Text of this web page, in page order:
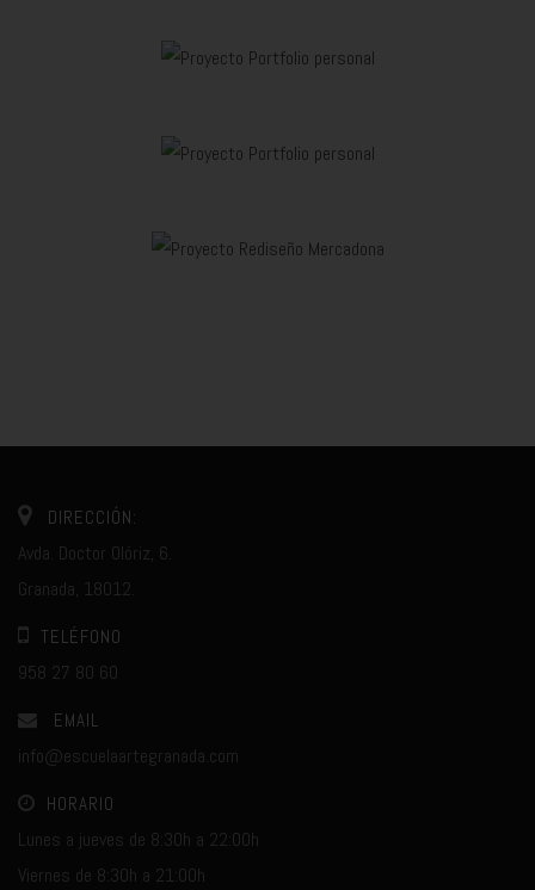
DIRECCIÓN:
Avda. Doctor Olóriz, 6.
Granada, 18012.
TELÉFONO
958 27 80 60
EMAIL
info@escuelaartegranada.com
HORARIO
Lunes a jueves de 8:30h a 22:00h
Viernes de 8:30h a 21:00h